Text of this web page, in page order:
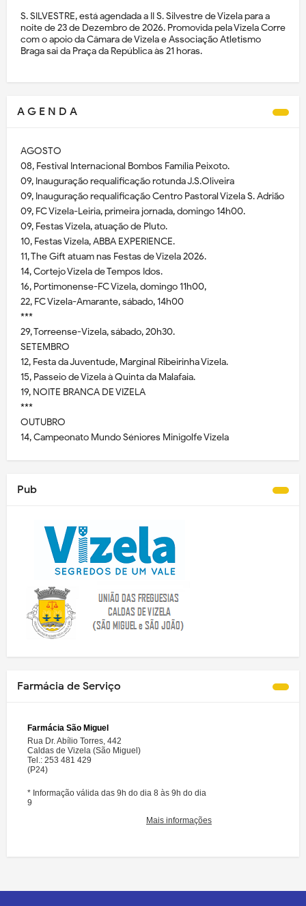
S. SILVESTRE, está agendada a II S. Silvestre de Vizela para a
noite de 23 de Dezembro de 2026. Promovida pela Vizela Corre
com o apoio da Câmara de Vizela e Associação Atletismo
Braga sai da Praça da República às 21 horas.
A G E N D A
AGOSTO
08, Festival Internacional Bombos Família Peixoto.
09, Inauguração requalificação rotunda J.S.Oliveira
09, Inauguração requalificação Centro Pastoral Vizela S. Adrião
09, FC Vizela-Leiria, primeira jornada, domingo 14h00.
09, Festas Vizela, atuação de Pluto.
10, Festas Vizela, ABBA EXPERIENCE.
11, The Gift atuam nas Festas de Vizela 2026.
14, Cortejo Vizela de Tempos Idos.
16, Portimonense-FC Vizela, domingo 11h00,
22, FC Vizela-Amarante, sábado, 14h00
***
29, Torreense-Vizela, sábado, 20h30.
SETEMBRO
12, Festa da Juventude, Marginal Ribeirinha Vizela.
15, Passeio de Vizela à Quinta da Malafaia.
19, NOITE BRANCA DE VIZELA
***
OUTUBRO
14, Campeonato Mundo Séniores Minigolfe Vizela
Pub
Farmácia de Serviço